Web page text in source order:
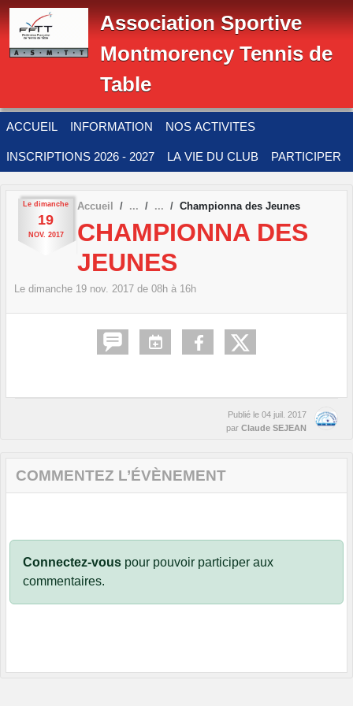
Association Sportive
Montmorency Tennis de
Table
ACCUEIL INFORMATION NOS ACTIVITES
INSCRIPTIONS 2026 - 2027 LA VIE DU CLUB PARTICIPER
Le dimanche
19
NOV. 2017
Accueil Championna des Jeunes
CHAMPIONNA DES
JEUNES
Le dimanche 19 nov. 2017 de 08h à 16h
Publié le 04 juil. 2017
par Claude SEJEAN
COMMENTEZ L’ÉVÈNEMENT
Connectez-vous pour pouvoir participer aux
commentaires.
Panneau de gestion des cookies